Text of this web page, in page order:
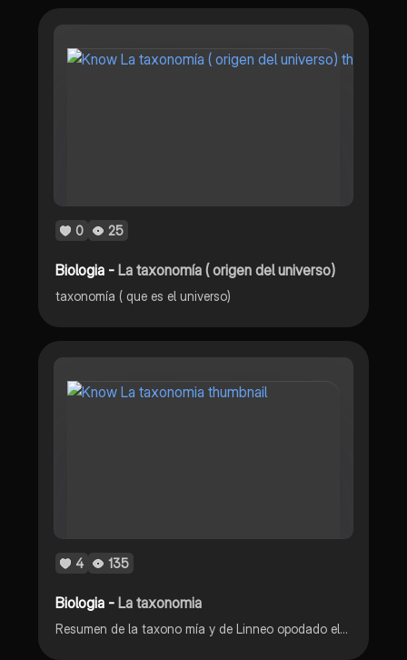
0 25
Biologia -La taxonomía ( origen del universo)
taxonomía ( que es el universo)
4 135
Biologia -La taxonomia
Resumen de la taxono mía y de Linneo opodado el padre de la taxonomia